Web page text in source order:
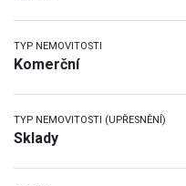
TYP NEMOVITOSTI
Komerční
TYP NEMOVITOSTI (UPŘESNĚNÍ)
Sklady